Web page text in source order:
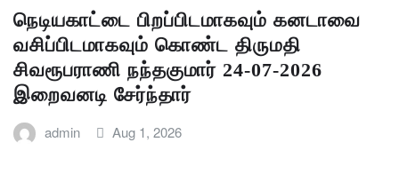
நெடியகாட்டை பிறப்பிடமாகவும் கனடாவை
வசிப்பிடமாகவும் கொண்ட திருமதி
சிவரூபராணி நந்தகுமார் 24-07-2026
இறைவனடி சேர்ந்தார்
admin Aug 1, 2026